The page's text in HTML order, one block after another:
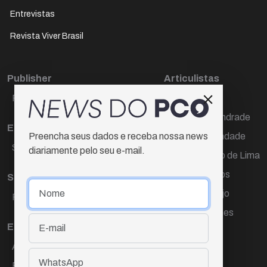
Entrevistas
Revista Viver Brasil
Publisher
Paulo Cesar de Oliveira
Editora Chefe
Sueli Cotta
Sub-editora
Raquel Ayres
Equipe
Ana Lúcia Cortez
Articulistas
Décio Freire
Dr Marcos Andrade
Hamilton Trindade
Igor Carvalho de Lima
Mario Campos
Renata Araújo
Wagner Gomes
Preencha seus dados e receba nossa news
diariamente pelo seu e-mail.